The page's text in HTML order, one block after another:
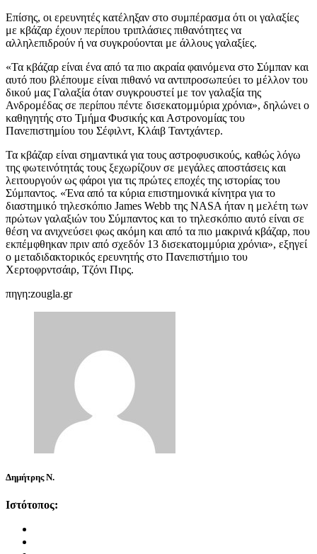
Επίσης, οι ερευνητές κατέληξαν στο συμπέρασμα ότι οι γαλαξίες
με κβάζαρ έχουν περίπου τριπλάσιες πιθανότητες να
αλληλεπιδρούν ή να συγκρούονται με άλλους γαλαξίες.
«Τα κβάζαρ είναι ένα από τα πιο ακραία φαινόμενα στο Σύμπαν και
αυτό που βλέπουμε είναι πιθανό να αντιπροσωπεύει το μέλλον του
δικού μας Γαλαξία όταν συγκρουστεί με τον γαλαξία της
Ανδρομέδας σε περίπου πέντε δισεκατομμύρια χρόνια», δηλώνει ο
καθηγητής στο Τμήμα Φυσικής και Αστρονομίας του
Πανεπιστημίου του Σέφιλντ, Κλάιβ Ταντχάντερ.
Τα κβάζαρ είναι σημαντικά για τους αστροφυσικούς, καθώς λόγω
της φωτεινότητάς τους ξεχωρίζουν σε μεγάλες αποστάσεις και
λειτουργούν ως φάροι για τις πρώτες εποχές της ιστορίας του
Σύμπαντος. «Ένα από τα κύρια επιστημονικά κίνητρα για το
διαστημικό τηλεσκόπιο James Webb της NASA ήταν η μελέτη των
πρώτων γαλαξιών του Σύμπαντος και το τηλεσκόπιο αυτό είναι σε
θέση να ανιχνεύσει φως ακόμη και από τα πιο μακρινά κβάζαρ, που
εκπέμφθηκαν πριν από σχεδόν 13 δισεκατομμύρια χρόνια», εξηγεί
ο μεταδιδακτορικός ερευνητής στο Πανεπιστήμιο του
Χερτοφρντσάιρ, Τζόνι Πιρς.
πηγη:zougla.gr
Δημήτρης Ν.
Ιστότοπος: